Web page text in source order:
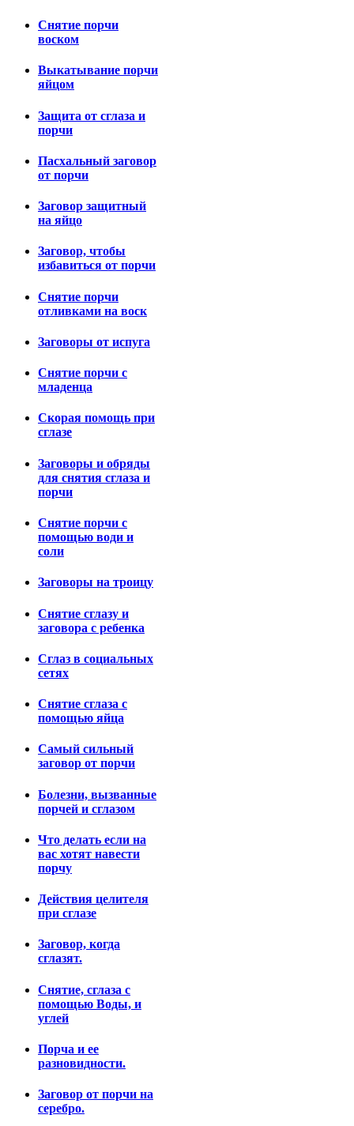
Снятие порчи
воском
Выкатывание порчи
яйцом
Защита от сглаза и
порчи
Пасхальный заговор
от порчи
Заговор защитный
на яйцо
Заговор, чтобы
избавиться от порчи
Снятие порчи
отливками на воск
Заговоры от испуга
Снятие порчи с
младенца
Скорая помощь при
сглазе
Заговоры и обряды
для снятия сглаза и
порчи
Снятие порчи с
помощью води и
соли
Заговоры на троицу
Снятие сглазу и
заговора с ребенка
Сглаз в социальных
сетях
Снятие сглаза с
помощью яйца
Самый сильный
заговор от порчи
Болезни, вызванные
порчей и сглазом
Что делать если на
вас хотят навести
порчу
Действия целителя
при сглазе
Заговор, когда
сглазят.
Снятие, сглаза с
помощью Воды, и
углей
Порча и ее
разновидности.
Заговор от порчи на
серебро.